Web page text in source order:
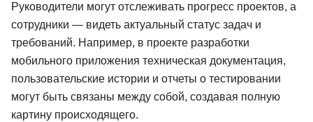
Руководители могут отслеживать прогресс проектов, а
сотрудники — видеть актуальный статус задач и
требований. Например, в проекте разработки
мобильного приложения техническая документация,
пользовательские истории и отчеты о тестировании
могут быть связаны между собой, создавая полную
картину происходящего.